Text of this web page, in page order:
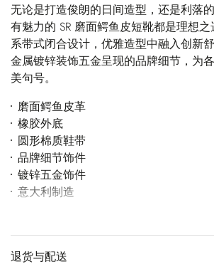
无论是打造俊朗的日间造型，还是利落
有魅力的 SR 磨面鳄鱼皮短靴都是理想
系带式闭合设计，优雅造型中融入创新
金属镀锌装饰五金呈现的品牌细节，为
美句号。
磨面鳄鱼皮革
橡胶外底
圆形棉质鞋带
品牌细节饰件
镀锌五金饰件
意大利制造
退货与配送